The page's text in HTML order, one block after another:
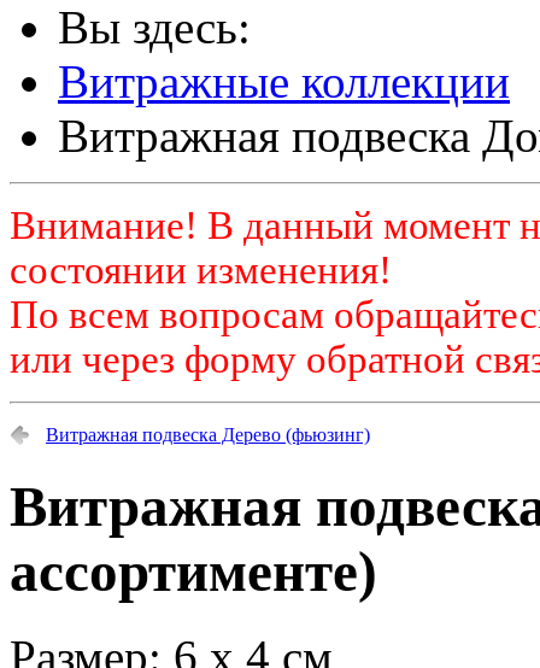
Вы здесь:
Витражные коллекции
Витражная подвеска
Внимание! В данный момент
состоянии изменения!
По всем вопросам
или через форму обратной
Витражная подвеска Дерево (фьюзинг)
Витражная
ассортименте)
Размер: 6 х 4 см